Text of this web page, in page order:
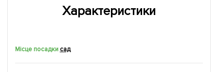
Характеристики
Місце посадки сад